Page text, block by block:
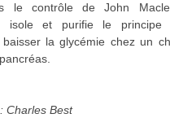
le contrôle de John
isole et purifie le principe
la glycémie chez un
Charles Best